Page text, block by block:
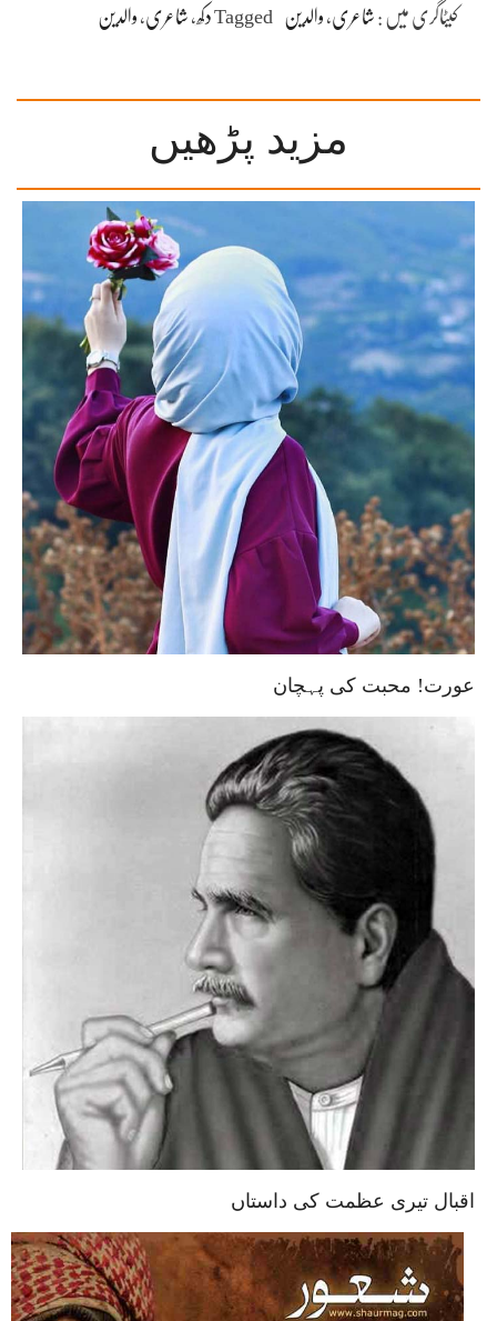
کیٹاگری میں : شاعری، والدین Taggedدکھ، شاعری، والدین
مزید پڑھیں
عورت! محبت کی پہچان
اقبال تیری عظمت کی داستاں